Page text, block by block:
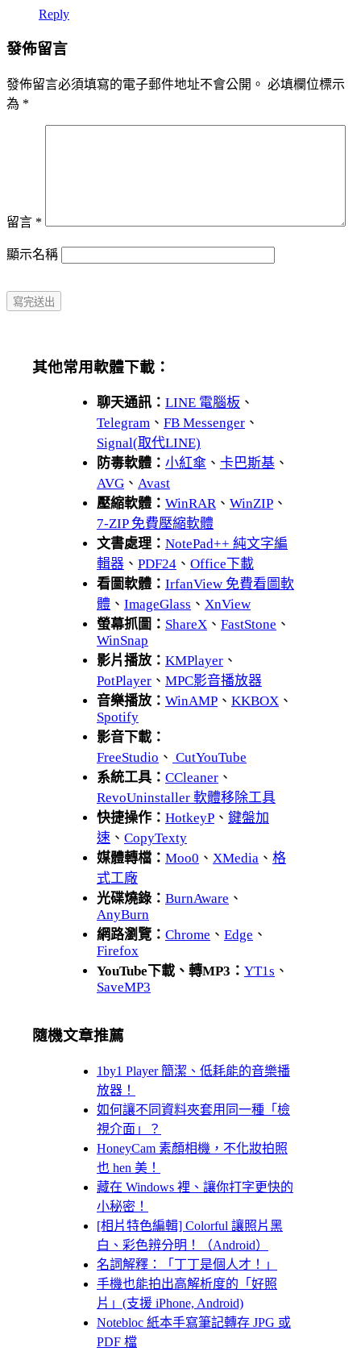
Reply
發佈留言
發佈留言必須填寫的電子郵件地址不會公開。 必填欄位標示
為 *
留言 *
顯示名稱
其他常用軟體下載：
聊天通訊： LINE 電腦板 、
Telegram 、 FB Messenger 、
Signal(取代LINE)
防毒軟體： 小紅傘 、 卡巴斯基 、
AVG 、 Avast
壓縮軟體： WinRAR、 WinZIP 、
7-ZIP 免費壓縮軟體
文書處理： NotePad++ 純文字編
輯器 、 PDF24 、 Office下載
看圖軟體： IrfanView 免費看圖軟
體 、 ImageGlass 、 XnView
螢幕抓圖： ShareX 、 FastStone 、
WinSnap
影片播放： KMPlayer 、
PotPlayer 、 MPC影音播放器
音樂播放： WinAMP 、 KKBOX 、
Spotify
影音下載：
FreeStudio 、 CutYouTube
系統工具： CCleaner 、
RevoUninstaller 軟體移除工具
快捷操作： HotkeyP 、 鍵盤加
速 、 CopyTexty
媒體轉檔： Moo0 、 XMedia 、 格
式工廠
光碟燒錄： BurnAware 、
AnyBurn
網路瀏覽： Chrome 、 Edge 、
Firefox
YouTube下載、轉MP3： YT1s 、
SaveMP3
隨機文章推薦
1by1 Player 簡潔、低耗能的音樂播
放器！
如何讓不同資料夾套用同一種「檢
視介面」？
HoneyCam 素顏相機，不化妝拍照
也 hen 美！
藏在 Windows 裡、讓你打字更快的
小秘密！
[相片特色編輯] Colorful 讓照片黑
白、彩色辨分明！（Android）
名詞解釋：「丁丁是個人才！」
手機也能拍出高解析度的「好照
片」(支援 iPhone, Android)
Notebloc 紙本手寫筆記轉存 JPG 或
PDF 檔